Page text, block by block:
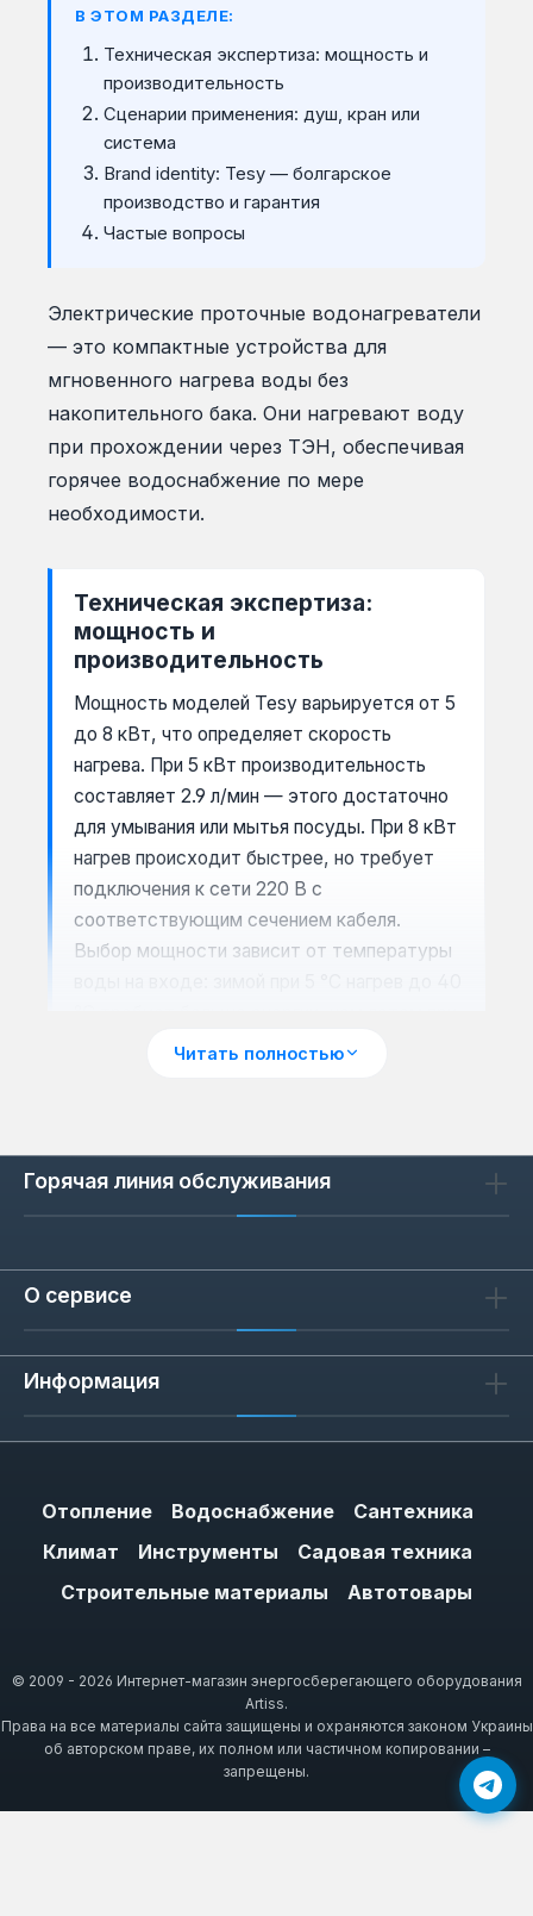
В ЭТОМ РАЗДЕЛЕ:
Техническая экспертиза: мощность и
производительность
Сценарии применения: душ, кран или
система
Brand identity: Tesy — болгарское
производство и гарантия
Частые вопросы
Электрические проточные водонагреватели
— это компактные устройства для
мгновенного нагрева воды без
накопительного бака. Они нагревают воду
при прохождении через ТЭН, обеспечивая
горячее водоснабжение по мере
необходимости.
Техническая экспертиза:
мощность и
производительность
Мощность моделей Tesy варьируется от 5
до 8 кВт, что определяет скорость
нагрева. При 5 кВт производительность
составляет 2.9 л/мин — этого достаточно
для умывания или мытья посуды. При 8 кВт
нагрев происходит быстрее, но требует
подключения к сети 220 В с
соответствующим сечением кабеля.
Выбор мощности зависит от температуры
Сценарии применения: душ,
кран или система
Модели Tesy делятся по типу
(для подачи на несколько точек). Душевые
не нужна высокая производительность.
получить горячую воду для мытья посуды.
(от 7 кВт) и используются в квартирах с
отдельным вводом.
гарантия
Tesy — болгарский производитель,
специализирующийся на
водонагревательном оборудовании. Заводы
Читать полностью
Горячая линия обслуживания
О сервисе
Информация
Отопление Водоснабжение
Сантехника
Климат
Инструменты
Садовая техника
Строительные материалы
Автотовары
© 2009 - 2026 Интернет-магазин энергосберегающего оборудования
Artiss.
Права на все материалы сайта защищены и охраняются законом Украины
об авторском праве, их полном или частичном копировании –
запрещены.